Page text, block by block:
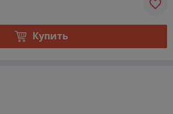
Купить